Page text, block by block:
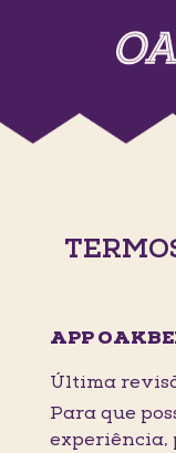
APP
Última
Para que
experiência,